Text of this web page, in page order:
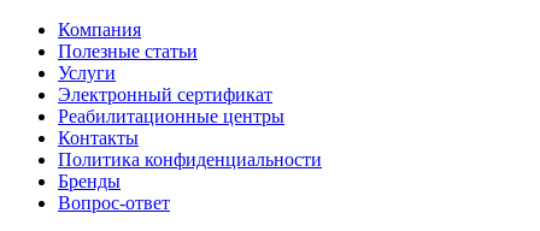
Компания
Полезные статьи
Услуги
Электронный сертификат
Реабилитационные центры
Контакты
Политика конфиденциальности
Бренды
Вопрос-ответ